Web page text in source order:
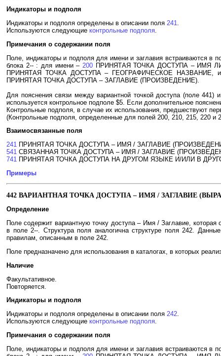
Индикаторы и подполя
Индикаторы и подполя определены в описании поля 241
Используются следующие контрольные подполя
Примечания о содержании поля
Поле, индикаторы и подполя для имени и заглавия встраиваются в
блока 2-- : для имени – 200ПРИНЯТАЯ ТОЧКА ДОСТУПА – ИМЯ
ПРИНЯТАЯ ТОЧКА ДОСТУПА – ГЕОГРАФИЧЕСКОЕ НАЗВАНИЕ,
ПРИНЯТАЯ ТОЧКА ДОСТУПА – ЗАГЛАВИЕ (ПРОИЗВЕДЕНИЕ).
Для пояснения связи между вариантной точкой доступа (поле
используется контрольное подполе $5. Если дополнительное
Контрольные подполя, в случае их использования, предшествуют
(Контрольные подполя, определенные для полей 200, 210, 215, 220 и
Взаимосвязанные поля
241 ПРИНЯТАЯ ТОЧКА ДОСТУПА – ИМЯ / ЗАГЛАВИЕ
541 СВЯЗАННАЯ ТОЧКА ДОСТУПА – ИМЯ / ЗАГЛАВИЕ
741 ПРИНЯТАЯ ТОЧКА ДОСТУПА НА ДРУГОМ ЯЗЫКЕ И/ИЛИ В
Примеры
442 ВАРИАНТНАЯ ТОЧКА ДОСТУПА – ИМЯ / ЗАГЛАВИЕ
Определение
Поле содержит вариантную точку доступа – Имя / Заглавие,
в поле 2--. Структура поля аналогична структуре поля 242.
правилам, описанным в поле 242.
Поле предназначено для использования в каталогах, в которых
Наличие
Факультативное.
Повторяется.
Индикаторы и подполя
Индикаторы и подполя определены в описании поля 242.
Используются следующие контрольные подполя.
Примечания о содержании поля
Поле, индикаторы и подполя для имени и заглавия встраиваются в